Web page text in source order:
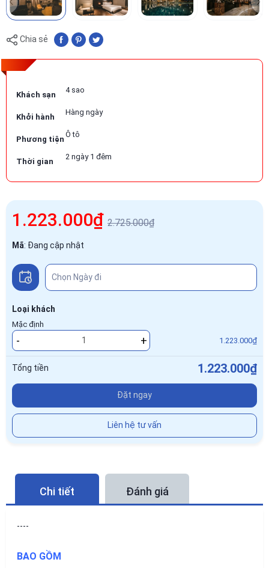
Chia sẻ
Khách sạn
4 sao
Khởi hành
Hàng ngày
Phương tiện
Ô tô
Thời gian
2 ngày 1 đêm
1.223.000₫ 2.725.000₫
Mã: Đang cập nhật
Loại khách
Mặc định
- + 1.223.000₫
Tổng tiền 1.223.000₫
Đặt ngay
Liên hệ tư vấn
Chi tiết Đánh giá
----
BAO GỒM